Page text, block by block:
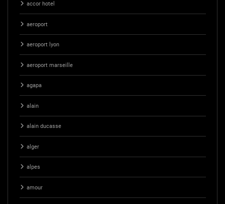
accor hotel
aeroport
aeroport lyon
aeroport marseille
agapa
alain
alain ducasse
alger
alpes
amour